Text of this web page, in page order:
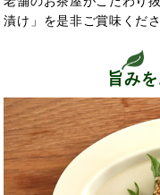
漬け」を是非ご賞味くださ
旨み